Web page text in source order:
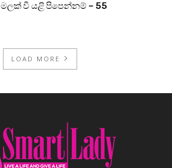
මලක් වී යළි පිපෙන්නම් – 55
LOAD MORE